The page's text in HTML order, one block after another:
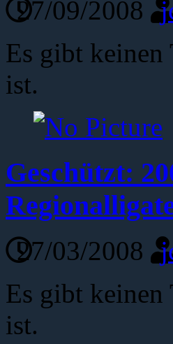
27/09/2008
Es gibt keinen
ist.
Geschützt:
27/03/2008
Es gibt keinen
ist.